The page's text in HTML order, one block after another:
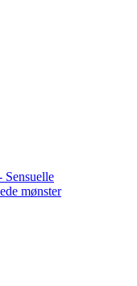
Sensuelle
mønster